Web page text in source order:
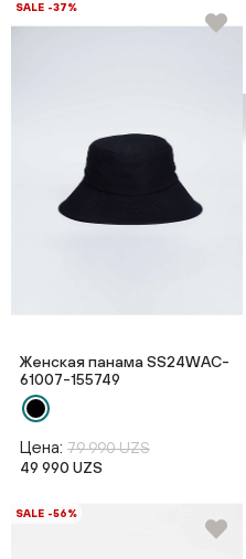
SALE -37%
Женская панама SS24WAC-
61007-155749
Цена: 79 990 UZS
49 990 UZS
SALE -56%